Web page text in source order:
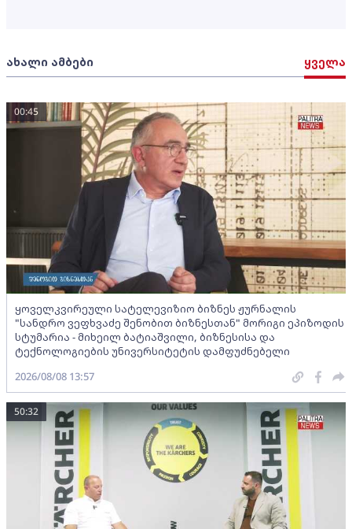
ახალი ამბები ყველა
ყოველკვირეული სატელევიზიო ბიზნეს ჟურნალის
"სანდრო ვეფხვაძე შენობით ბიზნესთან" მორიგი ეპიზოდის
სტუმარია - მიხეილ ბატიაშვილი, ბიზნესისა და
ტექნოლოგიების უნივერსიტეტის დამფუძნებელი
00:45
2026/08/08 13:57
50:32